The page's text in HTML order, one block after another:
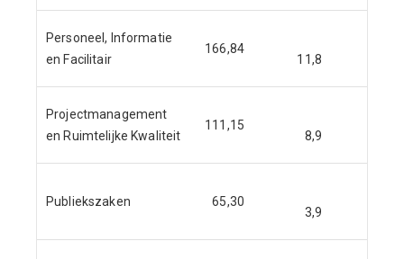
Personeel, Informatie
en Facilitair
166,84
11,8
Projectmanagement
en Ruimtelijke Kwaliteit
111,15
8,9
Publiekszaken 65,30
3,9